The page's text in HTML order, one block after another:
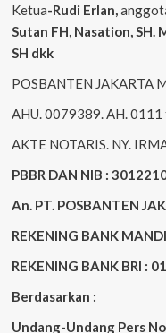
Ketua-Rudi Erlan
Sutan FH, Nasation , SH.
SH dkk
POSBANTEN JAKARTA
AHU. 0079389. AH.
AKTE NOTARIS. NY.
PBBR DAN NIB :
An. PT. POSBANTEN
REKENING BANK
REKENING BANK BRI :
Berdasarkan :
Undang-Undang Pers